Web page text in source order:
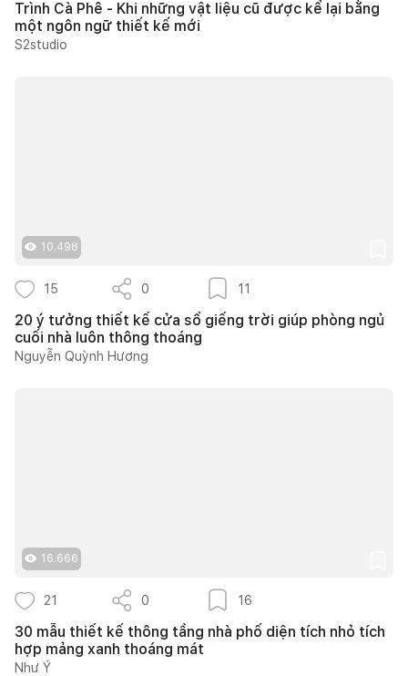
Trình Cà Phê - Khi những vật liệu cũ được kể lại bằng
một ngôn ngữ thiết kế mới
S2studio
10.498
15 0 11
20 ý tưởng thiết kế cửa sổ giếng trời giúp phòng ngủ
cuối nhà luôn thông thoáng
Nguyễn Quỳnh Hương
16.666
21 0 16
30 mẫu thiết kế thông tầng nhà phố diện tích nhỏ tích
hợp mảng xanh thoáng mát
Như Ý